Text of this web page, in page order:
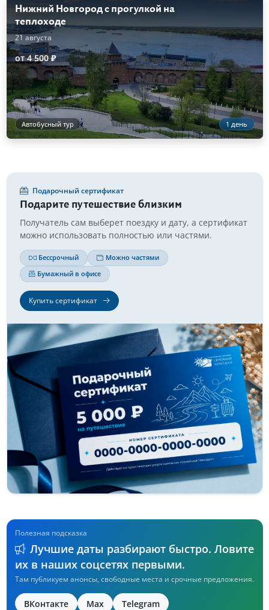
Нижний Новгород с прогулкой на
теплоходе
21 августа
от 4 500 ₽
Автобусный тур 1 день
Подарочный сертификат
Подарите путешествие близким
Получатель сам выберет поездку и дату, а сертификат
можно использовать полностью или частями.
Бессрочный
Можно частями
Бумажный в офисе
Купить сертификат
Полезная подсказка
Лучшие даты разбирают быстро. Ловите
их в наших соцсетях первыми.
Там публикуем анонсы, свободные места и срочные предложения.
ВКонтакте Max Telegram